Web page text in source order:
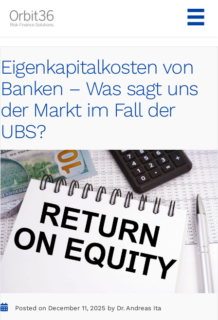
Eigenkapitalkosten von
Banken – Was sagt uns
der Markt im Fall der
UBS?
Posted on December 11, 2025 by Dr. Andreas Ita